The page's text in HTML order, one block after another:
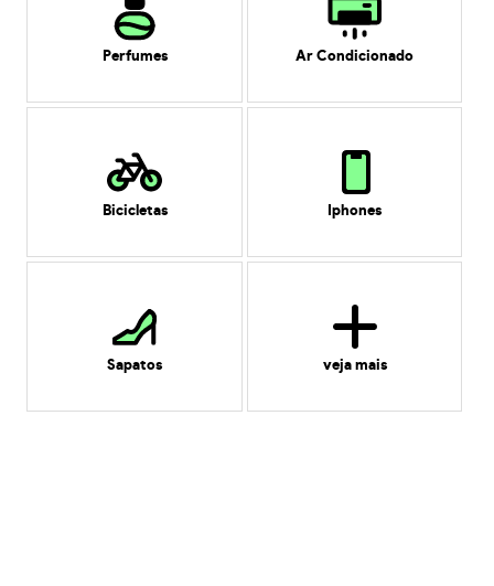
Perfumes Ar Condicionado
Bicicletas Iphones
Sapatos veja mais